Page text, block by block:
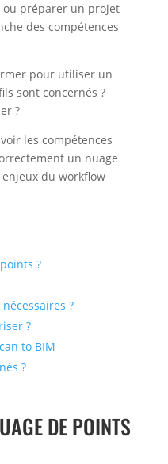
ou préparer un projet
des compétences
pour utiliser un
sont concernés ?
?
les compétences
un nuage
du workflow
?
?
?
to BIM
?
DE POINTS